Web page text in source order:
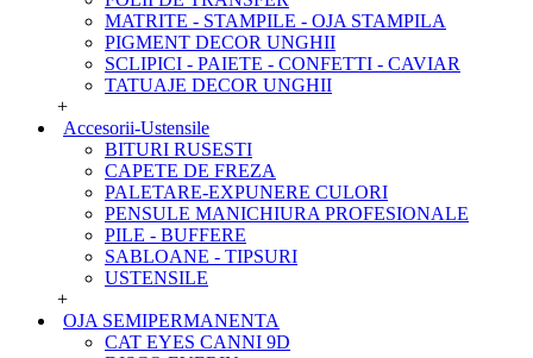
MATRITE - STAMPILE - OJA STAMPILA
PIGMENT DECOR UNGHII
SCLIPICI - PAIETE - CONFETTI - CAVIAR
TATUAJE DECOR UNGHII
+
Accesorii-Ustensile
BITURI RUSESTI
CAPETE DE FREZA
PALETARE-EXPUNERE CULORI
PENSULE MANICHIURA PROFESIONALE
PILE - BUFFERE
SABLOANE - TIPSURI
USTENSILE
+
OJA SEMIPERMANENTA
CAT EYES CANNI 9D